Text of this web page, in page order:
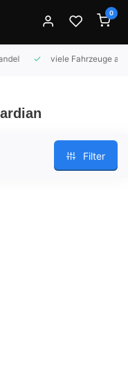
0
viele Fahrzeuge auf
Filter